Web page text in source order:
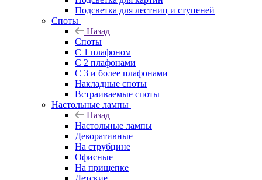
Подсветка для лестниц и ступеней
Споты
Назад
Споты
С 1 плафоном
С 2 плафонами
С 3 и более плафонами
Накладные споты
Встраиваемые споты
Настольные лампы
Назад
Настольные лампы
Декоративные
На струбцине
Офисные
На прищепке
Детские